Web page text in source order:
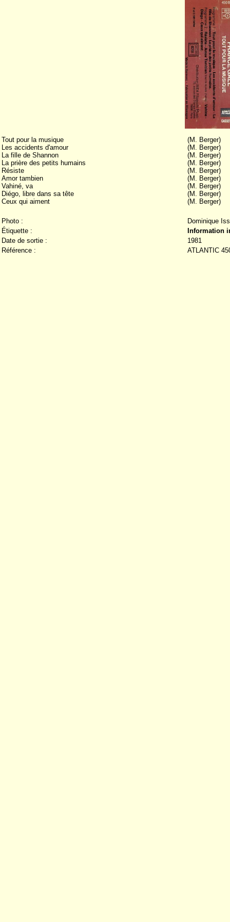
Tout pour la musique
Les accidents d'amour
La fille de Shannon
La prière des petits humains
Résiste
Amor tambien
Vahiné, va
Diégo, libre dans sa tête
Ceux qui aiment
(M. Berger)
(M. Berger)
(M. Berger)
(M. Berger)
(M. Berger)
(M. Berger)
(M. Berger)
(M. Berger)
(M. Berger)
Photo :
Dominique
Étiquette :
Information
Date de sortie :
1981
Référence :
ATLANTIC